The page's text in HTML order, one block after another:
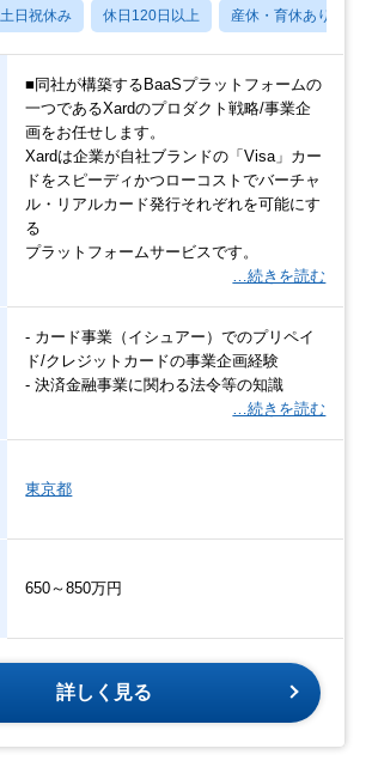
土日祝休み 休日120日以上 産休・育休あり
■同社が構築するBaaSプラットフォームの
一つであるXardのプロダクト戦略/事業企
画をお任せします。
Xardは企業が自社ブランドの「Visa」カー
ドをスピーディかつローコストでバーチャ
ル・リアルカード発行それぞれを可能にす
る
プラットフォームサービスです。
…続きを読む
- カード事業（イシュアー）でのプリペイ
ド/クレジットカードの事業企画経験
- 決済金融事業に関わる法令等の知識
…続きを読む
東京都
650～850万円
詳しく見る